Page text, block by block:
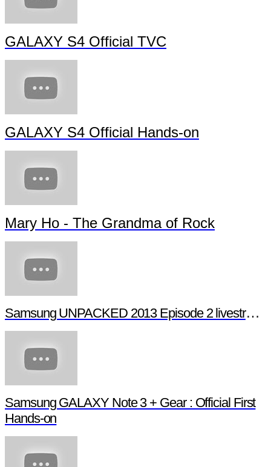
GALAXY S4 Official TVC
GALAXY S4 Official Hands-on
Mary Ho - The Grandma of Rock
Samsung UNPACKED 2013 Episode 2 livestream (full length)
Samsung GALAXY Note 3 + Gear : Official First
Hands-on